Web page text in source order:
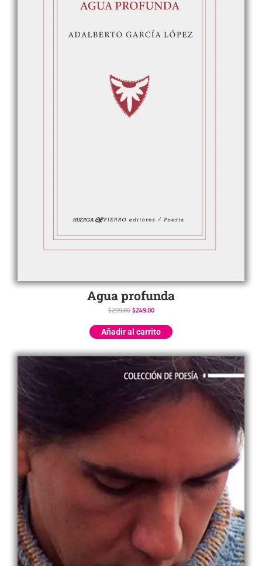
Agua profunda
$299.00 $249.00
Añadir al carrito